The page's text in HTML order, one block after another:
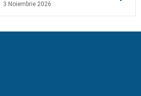
3 Noiembrie 2026